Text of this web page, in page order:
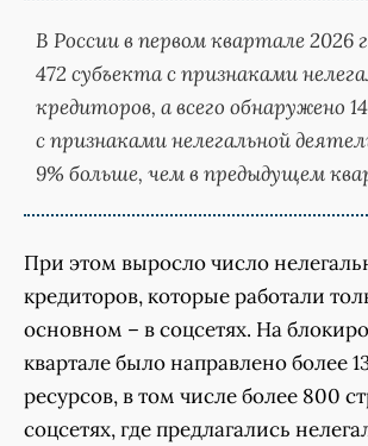
В России в первом квартале 2026
472 субъектас признаками
кредиторов, а всего обнаружено
с признаками нелегальной
9% больше, чем в предыдущем
При этом выросло число
кредиторов, которые работали
основном – в соцсетях. На
квартале было направлено более
ресурсов, в том числе более 800
соцсетях, где предлагались